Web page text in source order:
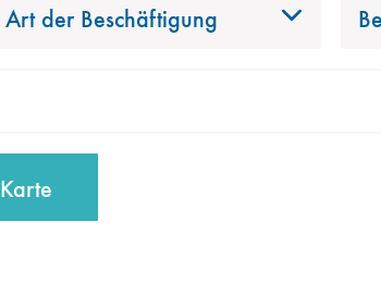
Art der Beschäftigung
Karte